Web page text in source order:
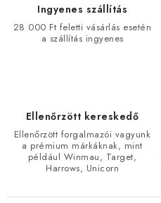
Ingyenes szállítás
28 000 Ft feletti vásárlás esetén
a szállítás ingyenes
Ellenőrzött kereskedő
Ellenőrzött forgalmazói vagyunk
a prémium márkáknak, mint
például Winmau, Target,
Harrows, Unicorn